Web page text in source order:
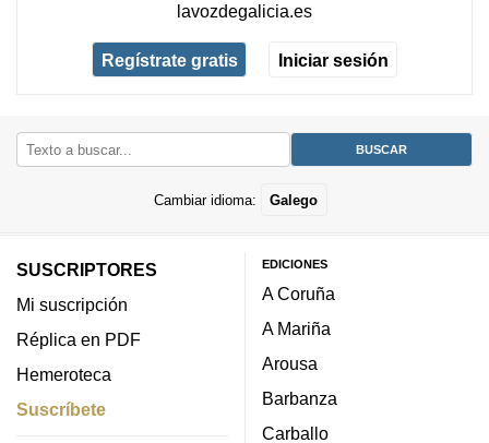
lavozdegalicia.es
Regístrate gratis Iniciar sesión
Cambiar idioma: Galego
SUSCRIPTORES
Mi suscripción
Réplica en PDF
Hemeroteca
Suscríbete
EDICIONES
A Coruña
A Mariña
Arousa
Barbanza
Carballo